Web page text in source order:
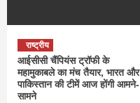
राष्ट्रीय
आईसीसी चैंपियंस ट्रॉफी के
महामुकाबले का मंच तैयार, भारत और
पाकिस्तान की टीमें आज होंगी आमने-
सामने